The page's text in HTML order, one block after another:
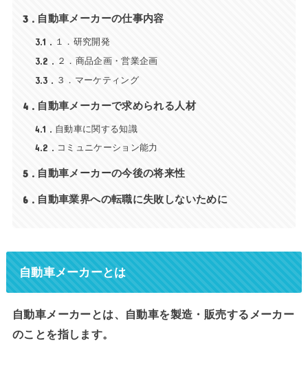
3 自動車メーカーの仕事内容
3.1 １．研究開発
3.2 ２．商品企画・営業企画
3.3 ３．マーケティング
4 自動車メーカーで求められる人材
4.1 自動車に関する知識
4.2 コミュニケーション能力
5 自動車メーカーの今後の将来性
6 自動車業界への転職に失敗しないために
自動車メーカーとは
自動車メーカーとは、自動車を製造・販売するメーカー
のことを指します。